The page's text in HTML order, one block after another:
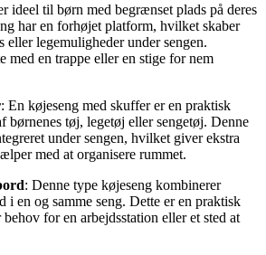
ideel til børn med begrænset plads på deres
har en forhøjet platform, hvilket skaber
eller legemuligheder under sengen.
med en trappe eller en stige for nem
: En køjeseng med skuffer er en praktisk
børnenes tøj, legetøj eller sengetøj. Denne
under sengen, hvilket giver ekstra
med at organisere rummet.
: Denne type køjeseng kombinerer
i en og samme seng. Dette er en praktisk
for en arbejdsstation eller et sted at